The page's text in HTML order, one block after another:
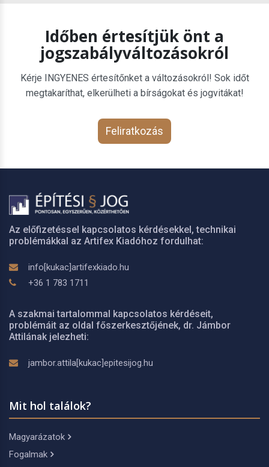
Időben értesítjük önt a
jogszabályváltozásokról
Kérje INGYENES értesítőnket a változásokról! Sok időt
megtakaríthat, elkerülheti a bírságokat és jogvitákat!
Feliratkozás
Az előfizetéssel kapcsolatos kérdésekkel, technikai
problémákkal az Artifex Kiadóhoz fordulhat:
info[kukac]artifexkiado.hu
+36 1 783 1711
A szakmai tartalommal kapcsolatos kérdéseit,
problémáit az oldal főszerkesztőjének, dr. Jámbor
Attilának jelezheti:
jambor.attila[kukac]epitesijog.hu
Mit hol találok?
Magyarázatok
Fogalmak